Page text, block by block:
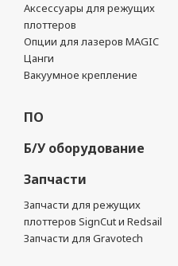
Аксессуары для режущих
плоттеров
Опции для лазеров MAGIC
Цанги
Вакуумное крепление
ПО
Б/У оборудование
Запчасти
Запчасти для режущих
плоттеров SignCut и Redsail
Запчасти для Gravotech